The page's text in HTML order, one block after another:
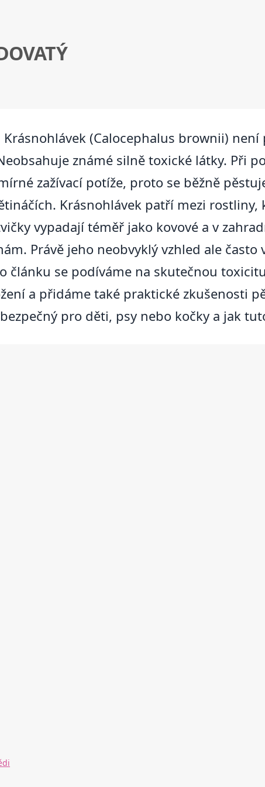
Krásnohlávek (Calocephalus brownii)
známé silně toxické látky. Při
zažívací potíže, proto se běžně
Krásnohlávek patří mezi
vypadají téměř jako kovové a v
Právě jeho neobvyklý vzhled ale
článku se podíváme na skutečnou
a přidáme také praktické zkušenosti
pro děti, psy nebo kočky a jak